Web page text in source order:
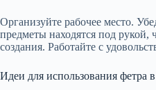
Организуйте рабочее место.
предметы находятся под рукой,
создания. Работайте с
Идеи для использования фетра